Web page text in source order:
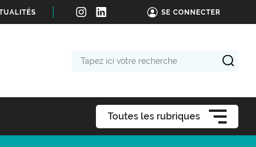
SE CONNECTER
Toutes les rubriques